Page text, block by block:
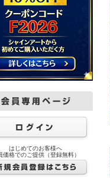
はじめてのお客様へ
価格でのご提供（登録無料）